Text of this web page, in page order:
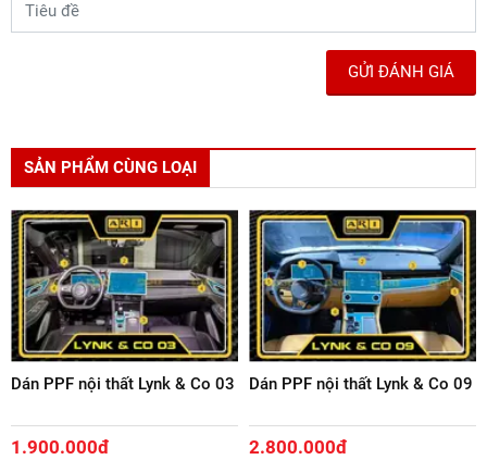
GỬI ĐÁNH GIÁ
SẢN PHẨM CÙNG LOẠI
Dán PPF nội thất Lynk & Co 03
1.900.000đ
Dán PPF nội thất Lynk & Co 09
2.800.000đ